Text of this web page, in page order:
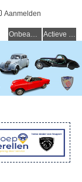
Aanmelden
Onbeantwoorde onderwerpen Actieve onderwerpen